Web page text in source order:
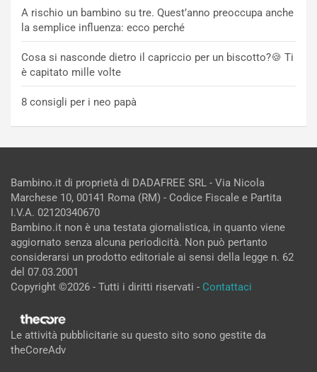
A rischio un bambino su tre. Quest’anno preoccupa anche
la semplice influenza: ecco perché
Cosa si nasconde dietro il capriccio per un biscotto?🍪 Ti
è capitato mille volte
8 consigli per i neo papà
Bambino.it di proprietà di DADAFREE SRL - Via Nicola
Marchese 10, 00141 Roma (RM) - Codice Fiscale e Partita
I.V.A. 02120340670
Bambino.it non è una testata giornalistica, in quanto viene
aggiornato senza alcuna periodicità. Non può pertanto
considerarsi un prodotto editoriale ai sensi della legge n. 62
del 07.03.2001
Copyright ©2026 - Tutti i diritti riservati - Contattaci
Le attività pubblicitarie su questo sito sono gestite da
theCoreAdv